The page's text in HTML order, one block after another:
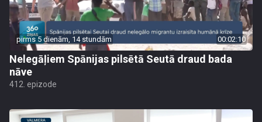
pirms 5 dienām, 14 stundām 00:02:10
Nelegāļiem Spānijas pilsētā Seutā draud bada
nāve
412. epizode